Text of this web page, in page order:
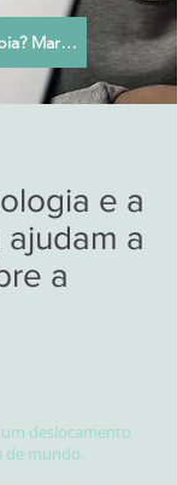
Precisa de Terapia? Marque sua Sessão
e a
a
a
deslocamento
de mundo.